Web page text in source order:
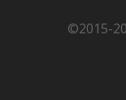
©2015-